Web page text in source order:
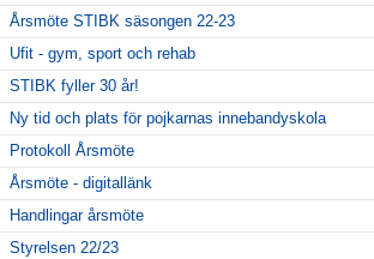
Årsmöte STIBK säsongen 22-23
Ufit - gym, sport och rehab
STIBK fyller 30 år!
Ny tid och plats för pojkarnas innebandyskola
Protokoll Årsmöte
Årsmöte - digitallänk
Handlingar årsmöte
Styrelsen 22/23